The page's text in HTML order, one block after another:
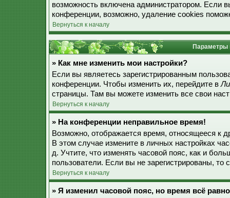
возможность включена администратором. Если
конференции, возможно, удаление cookies
Вернуться к началу
Параметры
» Как мне изменить мои настройки?
Если вы являетесь зарегистрированным
конференции. Чтобы изменить их, перейдите в
страницы. Там вы можете изменить все свои
Вернуться к началу
» На конференции неправильное время!
Возможно, отображается время, относящееся к
В этом случае измените в личных настройках
д. Учтите, что изменять часовой пояс, как и
пользователи. Если вы не зарегистрированы, то
Вернуться к началу
» Я изменил часовой пояс, но время всё